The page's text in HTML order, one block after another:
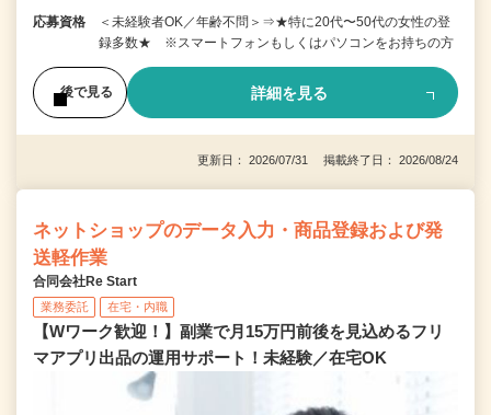
応募資格
＜未経験者OK／年齢不問＞⇒★特に20代〜50代の女性の登
録多数★ ※スマートフォンもしくはパソコンをお持ちの方
後で見る 詳細を見る
更新日： 2026/07/31 掲載終了日： 2026/08/24
ネットショップのデータ入力・商品登録および発
送軽作業
合同会社Re Start
業務委託 在宅・内職
【Wワーク歓迎！】副業で月15万円前後を見込めるフリ
マアプリ出品の運用サポート！未経験／在宅OK